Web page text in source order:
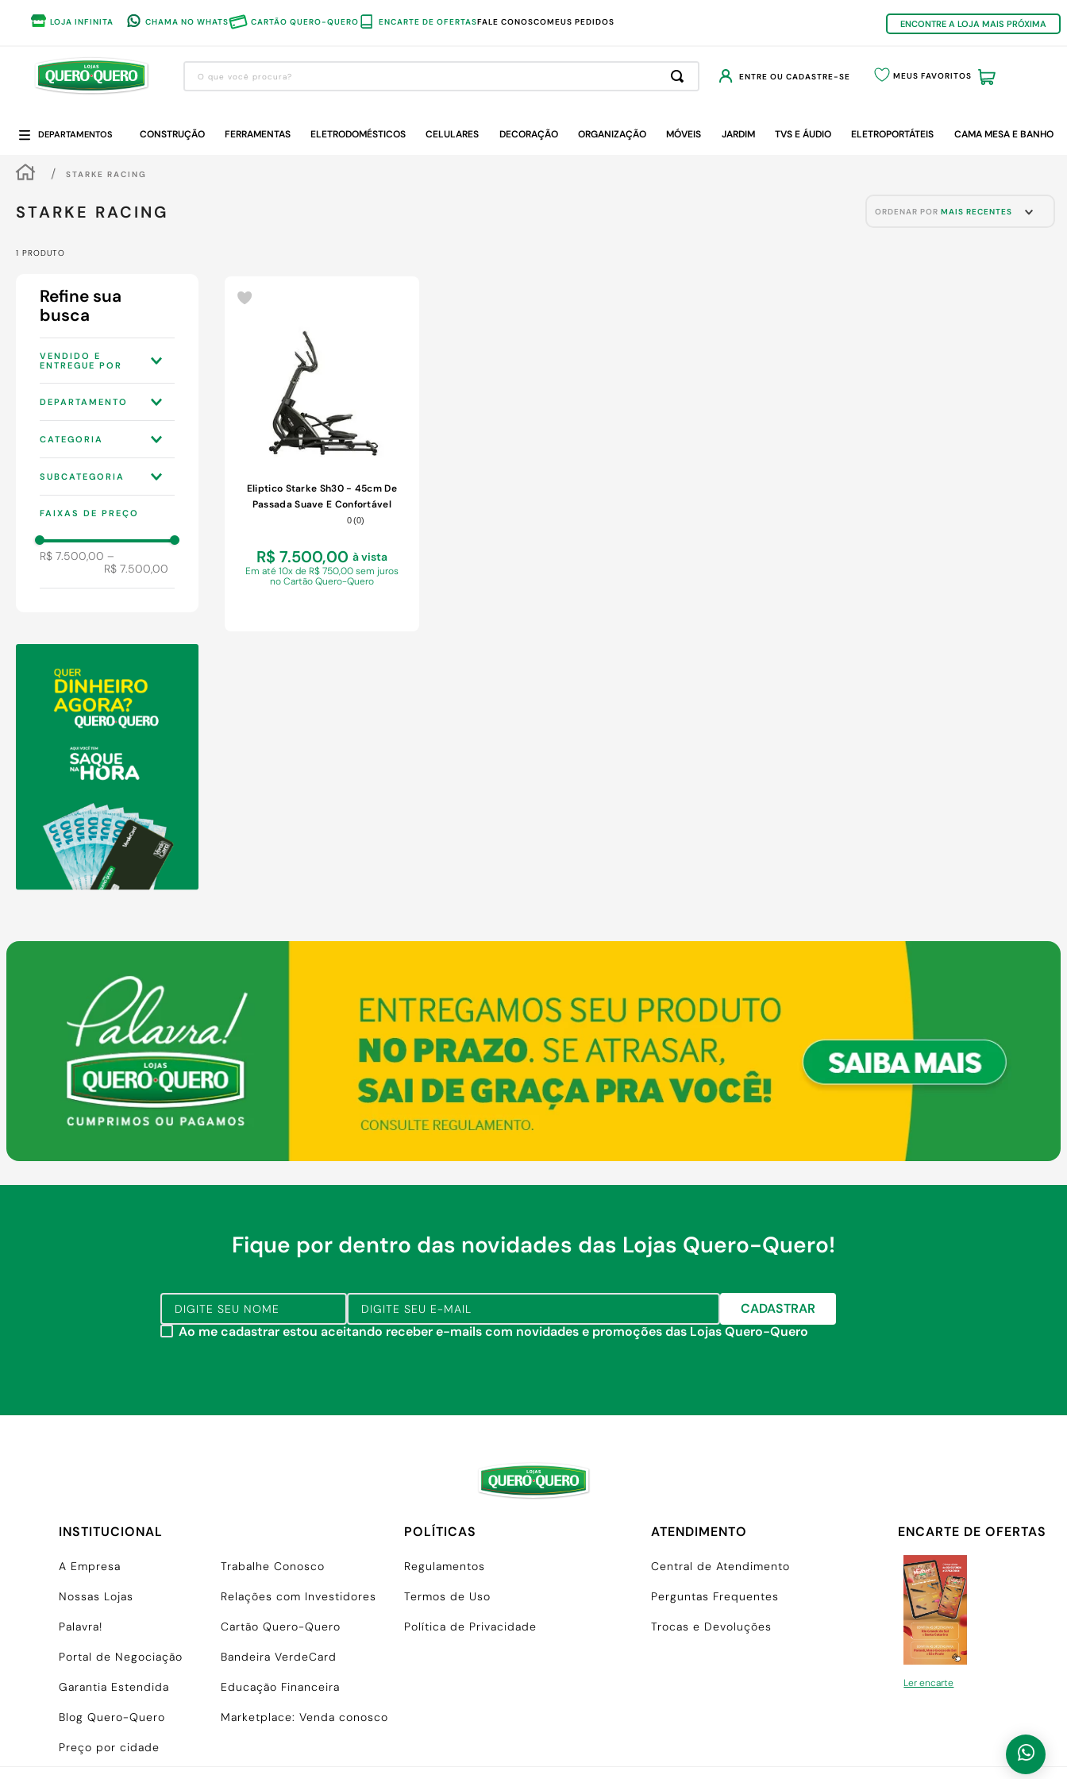
LOJA INFINITA CHAMA NO WHATS CARTÃO QUERO-QUERO ENCARTE DE OFERTASFALE CONOSCOMEUS PEDIDOS ENCONTRE A LOJA MAIS PRÓXIMA
O que você procura?
ENTRE OU CADASTRE-SE MEUS FAVORITOS
DEPARTAMENTOS CONSTRUÇÃO FERRAMENTAS ELETRODOMÉSTICOS CELULARES DECORAÇÃO ORGANIZAÇÃO MÓVEIS JARDIM TVS E ÁUDIO ELETROPORTÁTEIS CAMA MESA E BANHO
STARKE RACING
STARKE RACING ORDENAR POR MAIS RECENTES
1 PRODUTO
3P
DEPARTAMENTO
CATEGORIA
MUSCULAÇÃO
SUBCATEGORIA
ERGOMÉTRICA
FAIXAS DE PREÇO
R$ 7.500,00 –
R$ 7.500,00
Eliptico Starke Sh30 - 45cm De
Passada Suave E Confortável
Bluetooth Para Apps De Treino
0(0)
R$ 7.500,00 à vista
Em até 10x de R$ 750,00 sem juros
no Cartão Quero-Quero
Fique por dentro das novidades das Lojas Quero-Quero!
CADASTRAR
Ao me cadastrar estou aceitando receber e-mails com novidades e promoções das Lojas Quero-Quero
INSTITUCIONAL
A Empresa Trabalhe Conosco
Nossas Lojas Relações com Investidores
Palavra! Cartão Quero-Quero
Portal de Negociação Bandeira VerdeCard
Garantia Estendida Educação Financeira
Blog Quero-Quero Marketplace: Venda conosco
Preço por cidade
POLÍTICAS
Regulamentos
Termos de Uso
Política de Privacidade
ATENDIMENTO
Central de Atendimento
Perguntas Frequentes
Trocas e Devoluções
ENCARTE DE OFERTAS
Ler encarte
1º
guarda roupa
iphone